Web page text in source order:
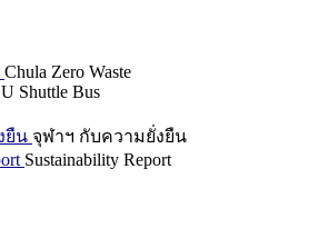
Chula Zero Waste
Shuttle Bus
ยืน จุฬาฯ กับความยั่งยืน
Sustainability Report